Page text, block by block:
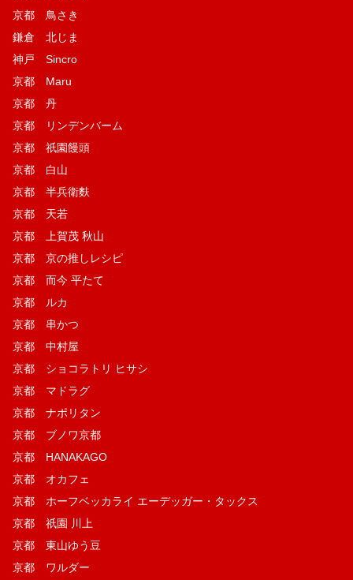
京都 鳥さき
鎌倉 北じま
神戸 Sincro
京都 Maru
京都 丹
京都 リンデンバーム
京都 祇園饅頭
京都 白山
京都 半兵衛麩
京都 天若
京都 上賀茂 秋山
京都 京の推しレシピ
京都 而今 平たて
京都 ルカ
京都 串かつ
京都 中村屋
京都 ショコラトリ ヒサシ
京都 マドラグ
京都 ナポリタン
京都 ブノワ京都
京都 HANAKAGO
京都 オカフェ
京都 ホーフベッカライ エーデッガー・タックス
京都 祇園 川上
京都 東山ゆう豆
京都 ワルダー